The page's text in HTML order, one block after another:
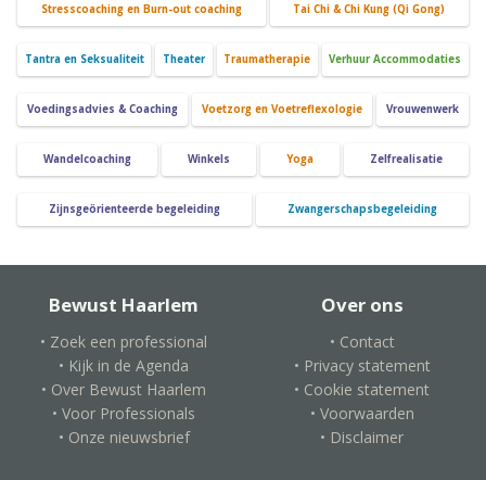
Stresscoaching en Burn-out coaching Tai Chi & Chi Kung (Qi Gong)
Tantra en Seksualiteit Theater Traumatherapie Verhuur Accommodaties
Voedingsadvies & Coaching Voetzorg en Voetreflexologie Vrouwenwerk
Wandelcoaching Winkels Yoga Zelfrealisatie
Zijnsgeörienteerde begeleiding Zwangerschapsbegeleiding
Bewust Haarlem
• Zoek een professional
• Kijk in de Agenda
• Over Bewust Haarlem
• Voor Professionals
• Onze nieuwsbrief
Over ons
• Contact
• Privacy statement
• Cookie statement
• Voorwaarden
• Disclaimer